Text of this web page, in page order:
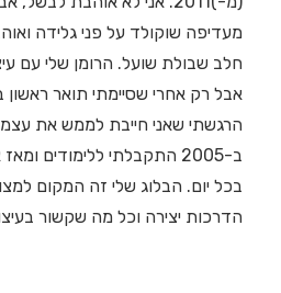
מעדיפה שוקולד על פני גלידה
חלב שבולת שועל. הרומן שלי עם
אבל רק אחרי שסיימתי תואר ראשון
הרגשתי שאני חייבת לממש את
ב-2005 התקבלתי ללימודים
בכל יום. הבלוג שלי זה המקום
הדרכות יצירה וכל מה שקשור